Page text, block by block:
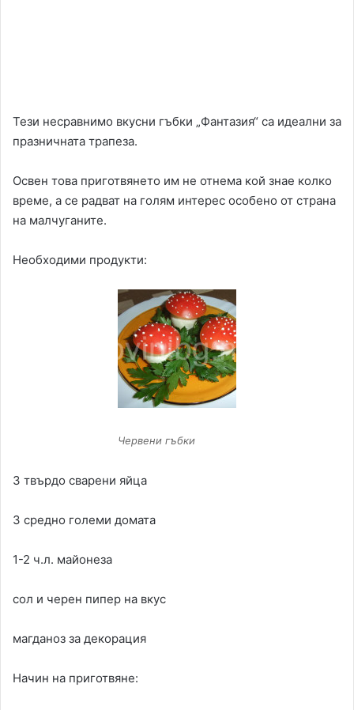
Тези несравнимо вкусни гъбки „Фантазия“ са идеални за
празничната трапеза.
Освен това приготвянето им не отнема кой знае колко
време, а се радват на голям интерес особено от страна
на малчуганите.
Необходими продукти:
Червени гъбки
3 твърдо сварени яйца
3 средно големи домата
1-2 ч.л. майонеза
сол и черен пипер на вкус
магданоз за декорация
Начин на приготвяне: